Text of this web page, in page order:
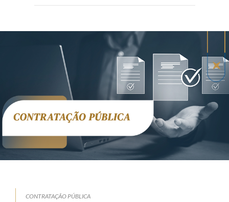
CONTRATAÇÃO PÚBLICA